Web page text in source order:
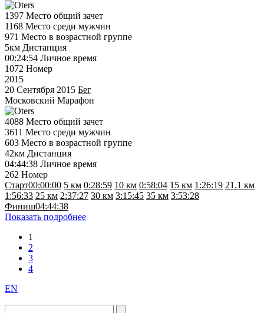
1397 Место общий зачет
1168 Место среди мужчин
971 Место в возрастной группе
5км Дистанция
00:24:54 Личное время
1072 Номер
2015
20 Сентября 2015 Бег
Московский Марафон
4088 Место общий зачет
3611 Место среди мужчин
603 Место в возрастной группе
42км Дистанция
04:44:38 Личное время
262 Номер
Старт00:00:00 5 км 0:28:59 10 км 0:58:04 15 км 1:26:19 21.1 км
1:56:33 25 км 2:37:27 30 км 3:15:45 35 км 3:53:28
Финиш04:44:38
Показать подробнее
1
2
3
4
EN